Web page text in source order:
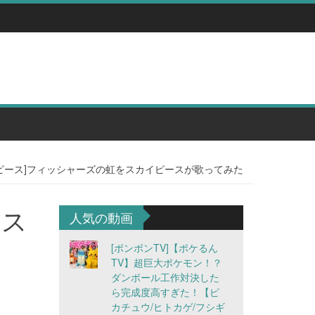
ース]フィッシャーズの虹をスカイピースが歌ってみた
人気の動画
[ボンボンTV]【ポケるん
TV】超巨大ポケモン！？
ダンボール工作対決した
ら完成度高すぎた！【ピ
カチュウ/ヒトカゲ/フシギ